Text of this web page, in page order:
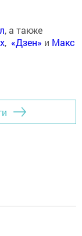
, а также
, «Дзен» и Макс